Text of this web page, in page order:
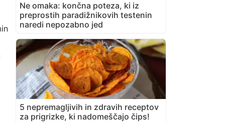
Ne omaka: končna poteza, ki iz
preprostih paradižnikovih testenin
naredi nepozabno jed
5 nepremagljivih in zdravih receptov
za prigrizke, ki nadomeščajo čips!